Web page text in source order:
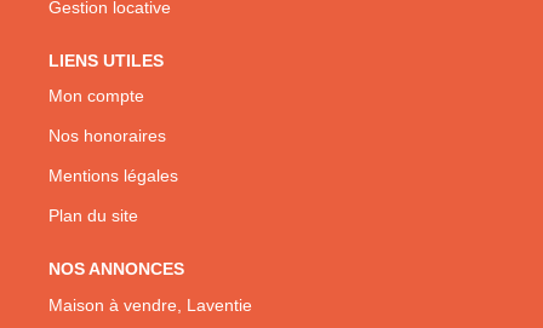
Gestion locative
LIENS UTILES
Mon compte
Nos honoraires
Mentions légales
Plan du site
NOS ANNONCES
Maison à vendre, Laventie